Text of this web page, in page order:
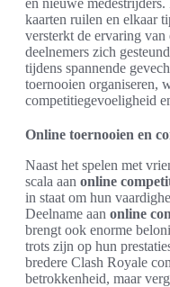
en nieuwe
kaarten ruilen en elkaar
versterkt de ervaring van
deelnemers zich
tijdens spannende
toernooien organiseren,
competitiegevoeligheid
Online toernooien en
Naast het spelen met
scala aan online
in staat om hun
Deelname aan online
brengt ook enorme
trots zijn op hun
bredere Clash Royale
betrokkenheid, maar